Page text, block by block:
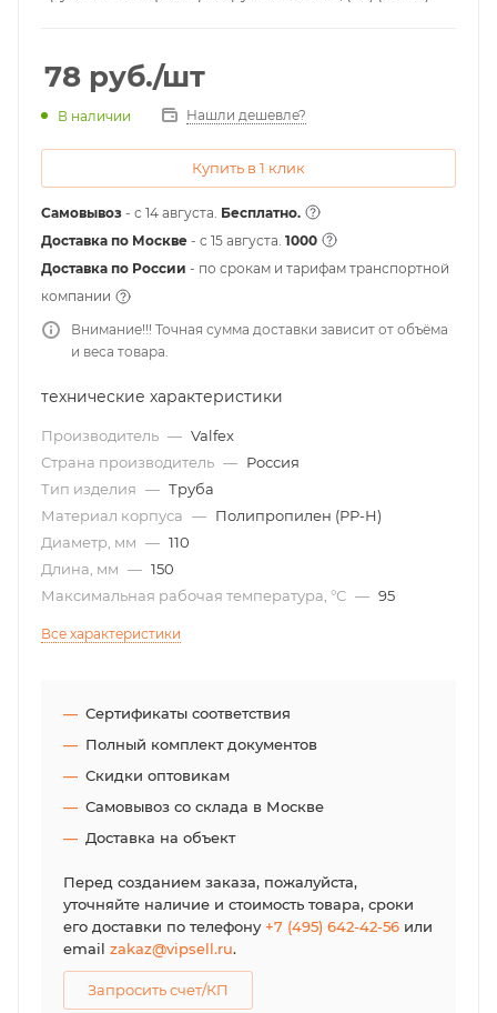
78 руб./шт
В наличии Нашли дешевле?
Купить в 1 клик
Самовывоз - с 14 августа. Бесплатно.
Доставка по Москве - c 15 августа. 1000
Доставка по России - по срокам и тарифам транспортной
компании
Внимание!!! Точная сумма доставки зависит от объёма
и веса товара.
технические характеристики
Производитель — Valfex
Страна производитель — Россия
Тип изделия — Труба
Материал корпуса — Полипропилен (РР-Н)
Диаметр, мм — 110
Длина, мм — 150
Максимальная рабочая температура, °С — 95
Все характеристики
Сертификаты соответствия
Полный комплект документов
Скидки оптовикам
Самовывоз со склада в Москве
Доставка на объект
Перед созданием заказа, пожалуйста,
уточняйте наличие и стоимость товара, сроки
его доставки по телефону+7 (495) 642-42-56 или
email zakaz@vipsell.ru.
Запросить счет/КП